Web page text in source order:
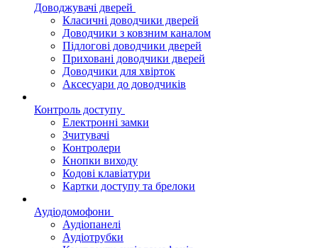
Доводжувачі дверей
Класичні доводчики дверей
Доводчики з ковзним каналом
Підлогові доводчики дверей
Приховані доводчики дверей
Доводчики для хвірток
Аксесуари до доводчиків
Контроль доступу
Електронні замки
Зчитувачі
Контролери
Кнопки виходу
Кодові клавіатури
Картки доступу та брелоки
Аудіодомофони
Аудіопанелі
Аудіотрубки